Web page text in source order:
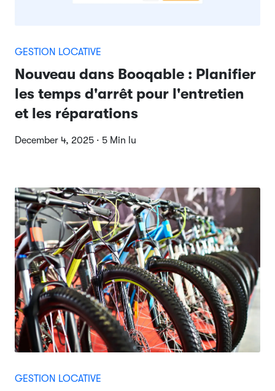
GESTION LOCATIVE
Nouveau dans Booqable : Planifier
les temps d'arrêt pour l'entretien
et les réparations
December 4, 2025 · 5 Min lu
GESTION LOCATIVE